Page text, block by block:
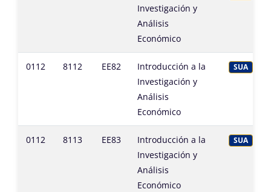
Investigación y
Análisis
Económico
0112 8112 EE82
Introducción a la
Investigación y
Análisis
Económico
SUA
0112 8113 EE83
Introducción a la
Investigación y
Análisis
Económico
SUA